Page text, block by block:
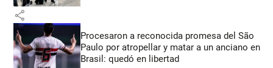
share
Procesaron a reconocida promesa del São
Paulo por atropellar y matar a un anciano en
Brasil: quedó en libertad